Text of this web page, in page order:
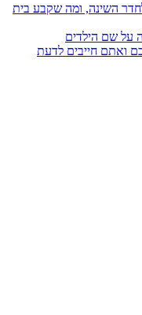
השינה, ומה שקבע בית
על שם הילדים
ואתם חייבים לדעת